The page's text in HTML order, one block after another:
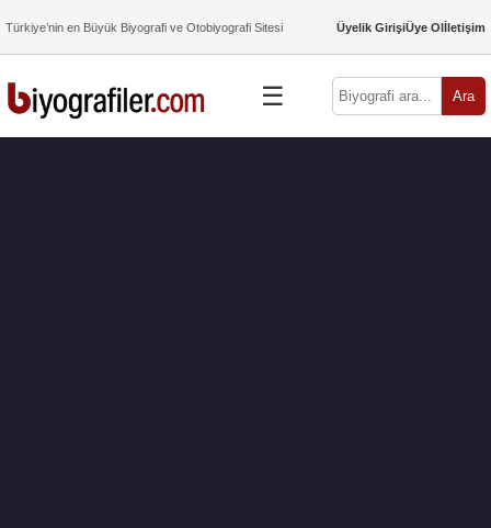
Türkiye’nin en Büyük Biyografi ve Otobiyografi Sitesi Üyelik GirişiÜye Olİletişim
☰ Ara